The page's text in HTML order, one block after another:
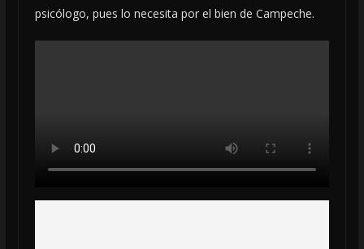
psicólogo, pues lo necesita por el bien de Campeche.